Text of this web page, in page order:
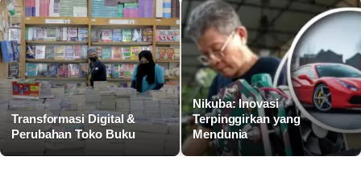
Transformasi Digital &
Perubahan Toko Buku
Nikuba: Inovasi
Terpinggirkan yang
Mendunia